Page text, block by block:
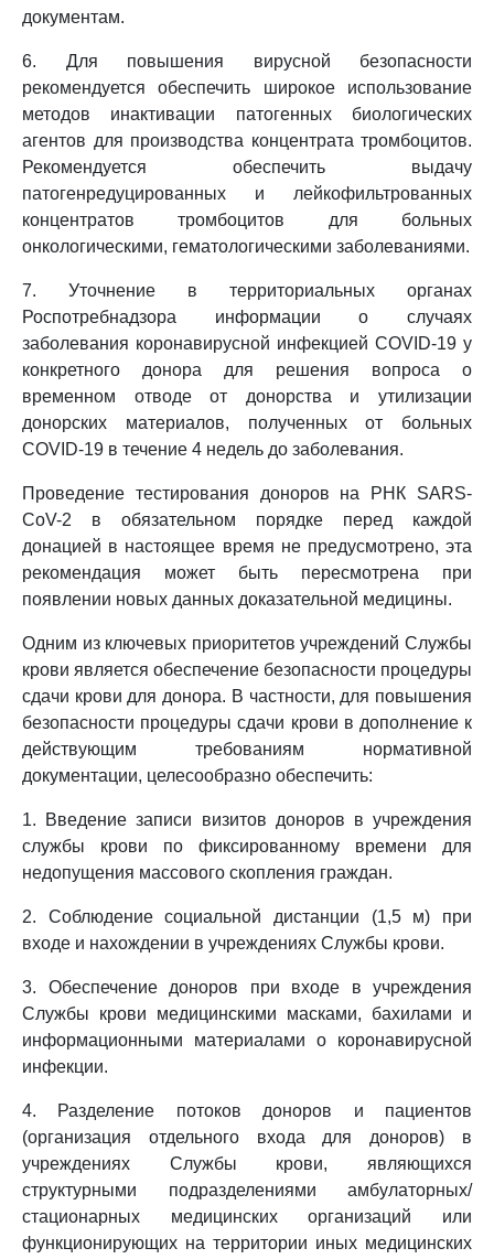
документам.
6. Для повышения вирусной безопасности
рекомендуется обеспечить широкое использование
методов инактивации патогенных биологических
агентов для производства концентрата тромбоцитов.
Рекомендуется обеспечить выдачу
патогенредуцированных и лейкофильтрованных
концентратов тромбоцитов для больных
онкологическими, гематологическими заболеваниями.
7. Уточнение в территориальных органах
Роспотребнадзора информации о случаях
заболевания коронавирусной инфекцией COVID-19 у
конкретного донора для решения вопроса о
временном отводе от донорства и утилизации
донорских материалов, полученных от больных
COVID-19 в течение 4 недель до заболевания.
Проведение тестирования доноров на РНК SARS-
CoV-2 в обязательном порядке перед каждой
донацией в настоящее время не предусмотрено, эта
рекомендация может быть пересмотрена при
появлении новых данных доказательной медицины.
Одним из ключевых приоритетов учреждений Службы
крови является обеспечение безопасности процедуры
сдачи крови для донора. В частности, для повышения
безопасности процедуры сдачи крови в дополнение к
действующим требованиям нормативной
документации, целесообразно обеспечить:
1. Введение записи визитов доноров в учреждения
службы крови по фиксированному времени для
недопущения массового скопления граждан.
2. Соблюдение социальной дистанции (1,5 м) при
входе и нахождении в учреждениях Службы крови.
3. Обеспечение доноров при входе в учреждения
Службы крови медицинскими масками, бахилами и
информационными материалами о коронавирусной
инфекции.
4. Разделение потоков доноров и пациентов
(организация отдельного входа для доноров) в
учреждениях Службы крови, являющихся
структурными подразделениями амбулаторных/
стационарных медицинских организаций или
функционирующих на территории иных медицинских